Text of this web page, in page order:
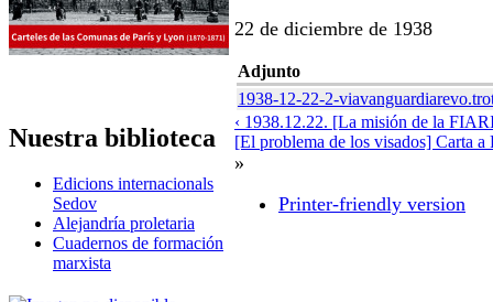
Nuestra biblioteca
Edicions internacionals
Sedov
Alejandría proletaria
Cuadernos de formación
marxista
22 de diciembre de 1938
Adjunto
1938-12-22-2-
‹ 1938.12.22. [La misión de la
[El problema de los visados] Carta a
»
Printer-friendly version